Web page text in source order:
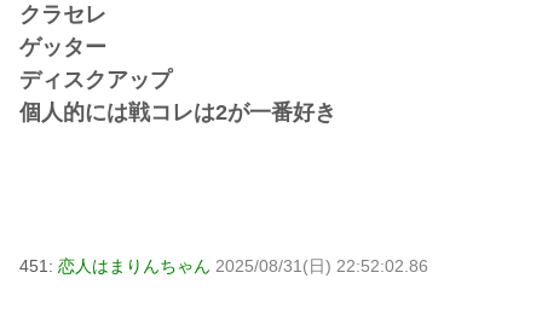
クラセレ
ゲッター
ディスクアップ
個人的には戦コレは2が一番好き
451: 恋人はまりんちゃん 2025/08/31(日) 22:52:02.86